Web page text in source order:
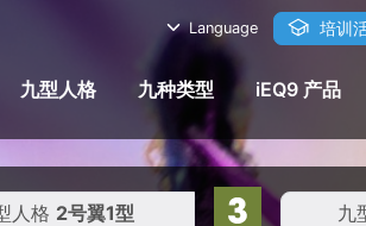
Language 培训
九型人格 九种类型 iEQ9 产品
人格 2号翼1型
九